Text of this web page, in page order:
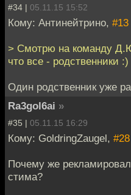
#34 | 05.11.15 15:52
Кому: Антинейтрино, #13
> Смотрю на команду
что все - родственники :)
Один родственник уже
Ra3gol6ai »
#35 | 05.11.15 16:29
Кому: GoldringZaugel, #28
Почему же
стима?